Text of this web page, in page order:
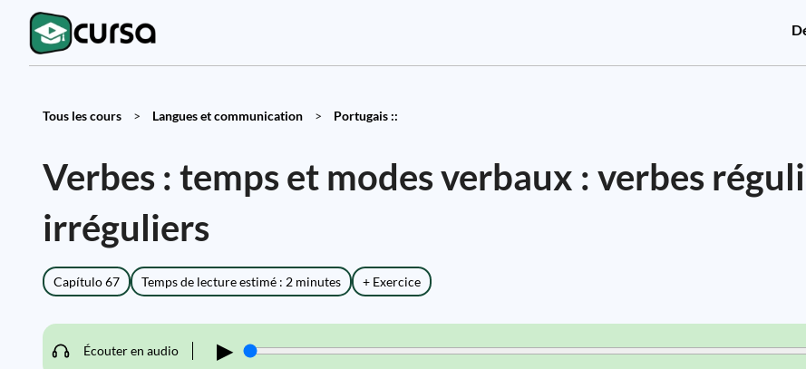
Tous les cours > Langues et communication > Portugais ::
Verbes : temps et modes verbaux : verbes
irréguliers
Capítulo 67 Temps de lecture estimé : 2 minutes + Exercice
Écouter en audio ▶